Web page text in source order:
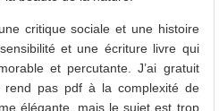
critique sociale et une histoire
et une écriture livre qui
et percutante. J’ai gratuit
pas pdf à la complexité de
élégante, mais le sujet est trop